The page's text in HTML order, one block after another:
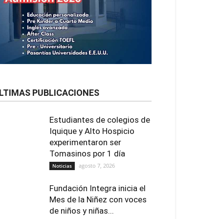
PUBLICACIONES
Estudiantes de colegios de
Iquique y Alto Hospicio
experimentaron ser
Tomasinos por 1 día
Noticias agosto 7, 2026
Fundación Integra inicia el
Mes de la Niñez con voces
de niños y niñas...